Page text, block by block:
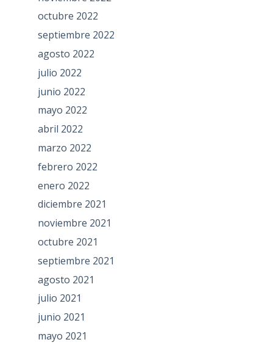
octubre 2022
septiembre 2022
agosto 2022
julio 2022
junio 2022
mayo 2022
abril 2022
marzo 2022
febrero 2022
enero 2022
diciembre 2021
noviembre 2021
octubre 2021
septiembre 2021
agosto 2021
julio 2021
junio 2021
mayo 2021